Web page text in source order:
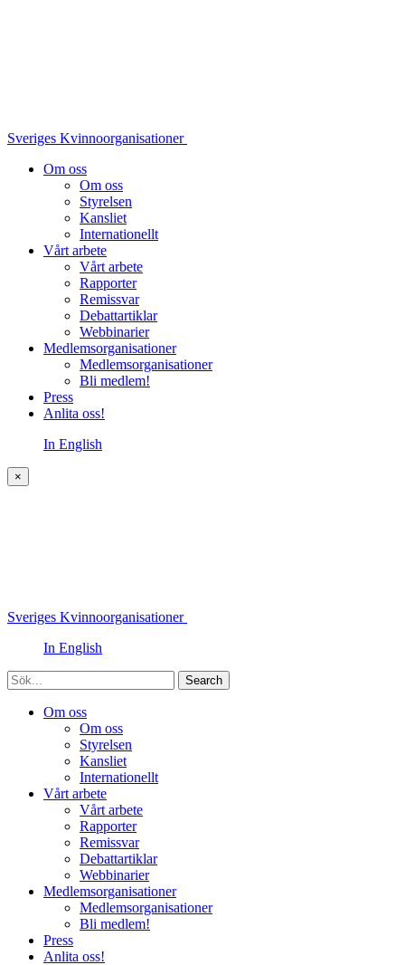
Sveriges Kvinnoorganisationer
Om oss
Om oss
Styrelsen
Kansliet
Internationellt
Vårt arbete
Vårt arbete
Rapporter
Remissvar
Debattartiklar
Webbinarier
Medlemsorganisationer
Medlemsorganisationer
Bli medlem!
Press
Anlita oss!
In English
×
Sveriges Kvinnoorganisationer
In English
Sök
Om oss
Om oss
Styrelsen
Kansliet
Internationellt
Vårt arbete
Vårt arbete
Rapporter
Remissvar
Debattartiklar
Webbinarier
Medlemsorganisationer
Medlemsorganisationer
Bli medlem!
Press
Anlita oss!